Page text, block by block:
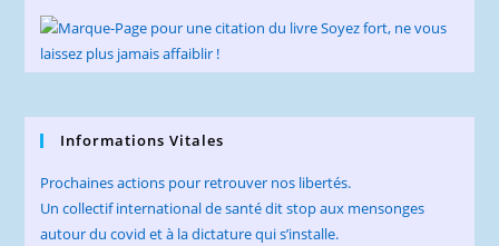
Informations Vitales
Prochaines actions pour retrouver nos libertés.
Un collectif international de santé dit stop aux mensonges
autour du covid et à la dictature qui s’installe.